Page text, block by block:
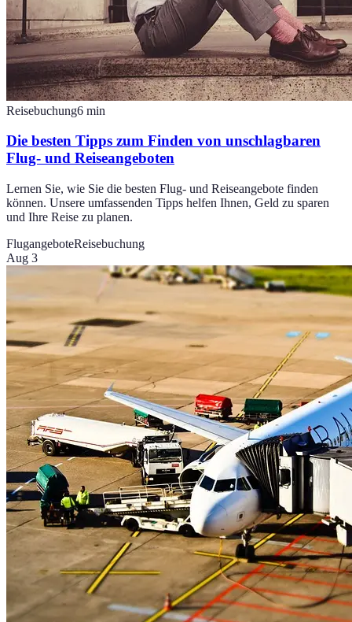
Reisebuchung6 min
Die besten Tipps zum Finden von unschlagbaren
Flug- und Reiseangeboten
Lernen Sie, wie Sie die besten Flug- und Reiseangebote finden
können. Unsere umfassenden Tipps helfen Ihnen, Geld zu sparen
und Ihre Reise zu planen.
FlugangeboteReisebuchung
Aug 3